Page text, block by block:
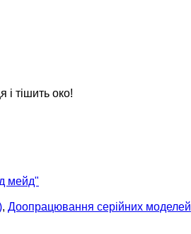
і тішить око!
мейд"
, Доопрацювання серійних моделей